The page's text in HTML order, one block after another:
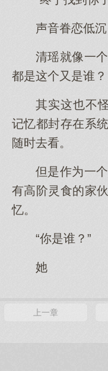
声音眷恋低
清瑶就像一
都是这个又是谁？
其实这也不
记忆都封存在系
随时去看。
但是作为一
有高阶灵食的家
忆。
“你是谁？”
她
上一章